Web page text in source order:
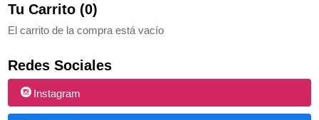
Tu Carrito (0)
El carrito de la compra está vacío
Redes Sociales
Instagram